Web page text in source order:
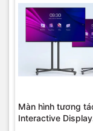
Màn hình tương
Interactive Display